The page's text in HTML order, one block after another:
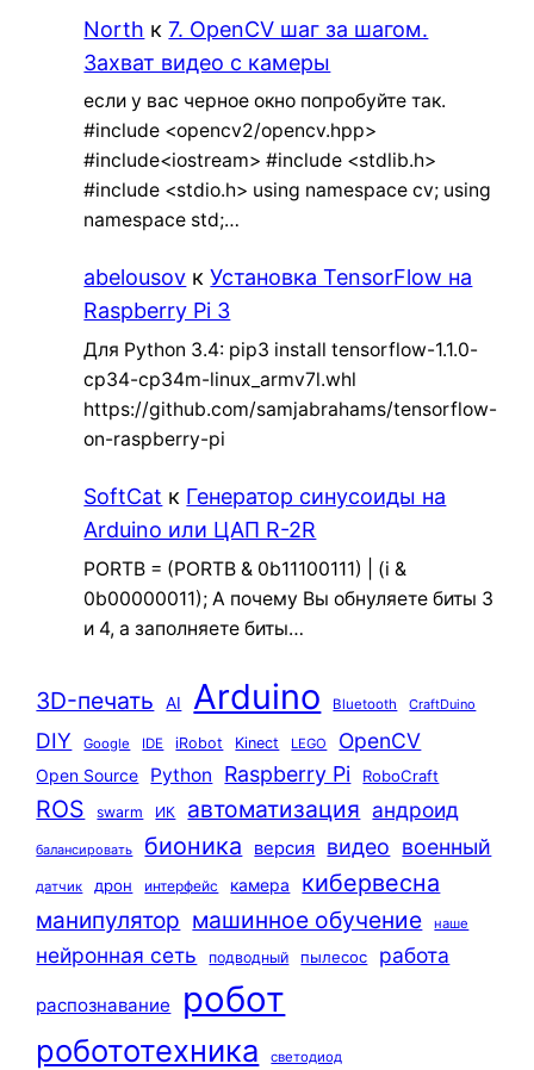
North к7. OpenCV шаг за шагом.
Захват видео с камеры
если у вас черное окно попробуйте так.
#include <opencv2/opencv.hpp>
#include<iostream> #include <stdlib.h>
#include <stdio.h> using namespace cv; using
namespace std;…
abelousov кУстановка TensorFlow на
Raspberry Pi 3
Для Python 3.4: pip3 install tensorflow-1.1.0-
cp34-cp34m-linux_armv7l.whl
https://github.com/samjabrahams/tensorflow-
on-raspberry-pi
SoftCat к Генератор синусоиды на
Arduino или ЦАП R-2R
PORTB = (PORTB & 0b11100111) | (i &
0b00000011); А почему Вы обнуляете биты 3
и 4, а заполняете биты…
3D-печать AI Arduino Bluetooth CraftDuino
DIY Google IDE iRobot Kinect LEGO OpenCV
Open Source Python Raspberry Pi RoboCraft
ROS swarm ИК автоматизация андроид
балансировать бионика версия видео военный
датчик дрон интерфейс камера кибервесна
манипулятор машинное обучение наше
нейронная сеть подводный пылесос работа
распознавание робот
робототехника светодиод